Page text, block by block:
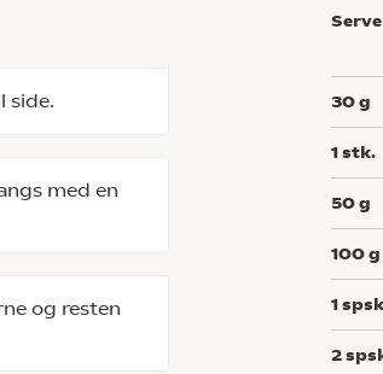
side.
med en
og resten
30g
1stk.
50g
100g
1
2